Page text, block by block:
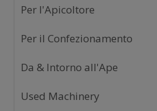
Per l'Apicoltore
Per il Confezionamento
Da & Intorno all'Ape
Used Machinery